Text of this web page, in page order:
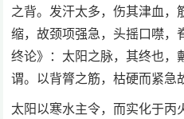
之背。发汗太多，伤其津血，
缩，故颈项强急，头摇口噤，
终论》：太阳之脉，其终也，
谓。以背膂之筋，枯硬而紧急
太阳以寒水主令，而实化于丙